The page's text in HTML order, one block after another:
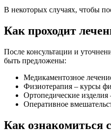
В некоторых случаях, чтобы
Как проходит
После консультации и
быть предложены:
Медикаментозное
Физиотерапия – курсы
Ортопедические
Оперативное
Как ознакомиться